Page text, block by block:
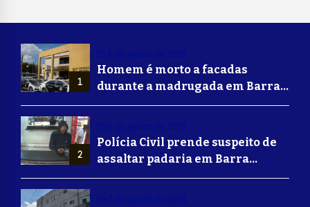
1
Homem é morto a facadas
durante a madrugada em Barra
Mansa
2
Polícia Civil prende suspeito de
assaltar padaria em Barra
Mansa